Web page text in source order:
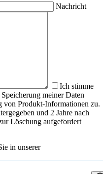
Nachricht
Ich stimme
meiner Daten
von Produkt-Informationen zu.
und 2 Jahre nach
Löschung aufgefordert
in unserer